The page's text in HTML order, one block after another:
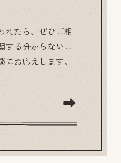
れたら、ぜひご相
する分からないこ
にお応えします。